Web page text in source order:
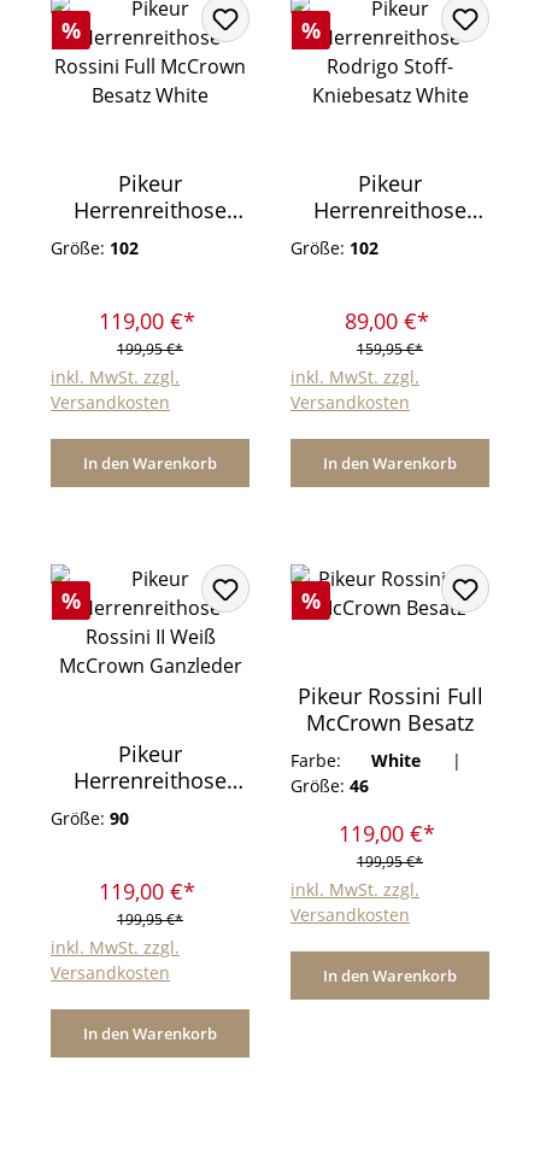
Rabatt
%
Pikeur
Herrenreithose
Rossini Full
McCrown Besatz
Größe: 102
119,00 €*
199,95 €*
inkl. MwSt. zzgl.
Versandkosten
In den Warenkorb
Rabatt
%
Pikeur
Herrenreithose
Rodrigo Stoff-
Kniebesatz White
Größe: 102
89,00 €*
159,95 €*
inkl. MwSt. zzgl.
Versandkosten
In den Warenkorb
Rabatt
%
Pikeur
Herrenreithose
Rossini II Weiß
McCrown
Größe: 90
119,00 €*
199,95 €*
inkl. MwSt. zzgl.
Versandkosten
In den Warenkorb
Rabatt
%
Pikeur Rossini Full
McCrown Besatz
Farbe: White
|
Größe: 46
119,00 €*
199,95 €*
inkl. MwSt. zzgl.
Versandkosten
In den Warenkorb